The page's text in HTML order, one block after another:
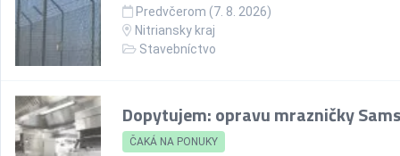
Predvčerom (7. 8. 2026)
Nitriansky kraj
Stavebníctvo
Dopytujem: opravu mrazničky
ČAKÁ NA PONUKY